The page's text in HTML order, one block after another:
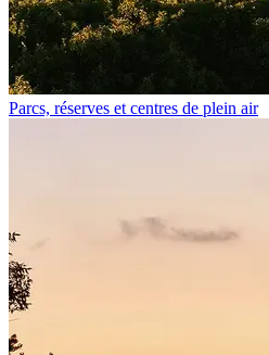
Parcs, réserves et centres de plein air